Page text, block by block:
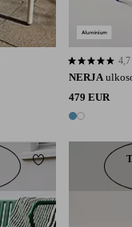
NERJA
479 EUR
2 värejä
4,7 perustuen4,7
Lisää suosikkeihin